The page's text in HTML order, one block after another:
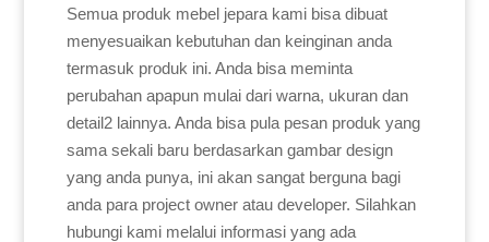
Semua produk mebel jepara kami bisa dibuat
menyesuaikan kebutuhan dan keinginan anda
termasuk produk ini. Anda bisa meminta
perubahan apapun mulai dari warna, ukuran dan
detail2 lainnya. Anda bisa pula pesan produk yang
sama sekali baru berdasarkan gambar design
yang anda punya, ini akan sangat berguna bagi
anda para project owner atau developer. Silahkan
hubungi kami melalui informasi yang ada